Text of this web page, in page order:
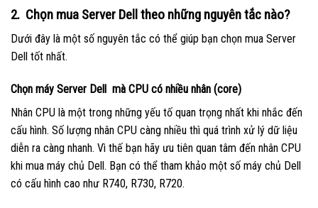
2. Chọn mua Server Dell theo những nguyên tắc nào?
Dưới đây là một số nguyên tắc có thể giúp bạn chọn mua Server
Dell tốt nhất.
Chọn máy Server Dell mà CPU có nhiều nhân (core)
Nhân CPU là một trong những yếu tố quan trọng nhất khi nhắc đến
cấu hình. Số lượng nhân CPU càng nhiều thì quá trình xử lý dữ liệu
diễn ra càng nhanh. Vì thế bạn hãy ưu tiên quan tâm đến nhân CPU
khi mua máy chủ Dell. Bạn có thể tham khảo một số máy chủ Dell
có cấu hình cao như R740, R730, R720.